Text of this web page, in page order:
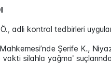
adli kontrol tedbirleri
Şerife K.,
silahla yağma'